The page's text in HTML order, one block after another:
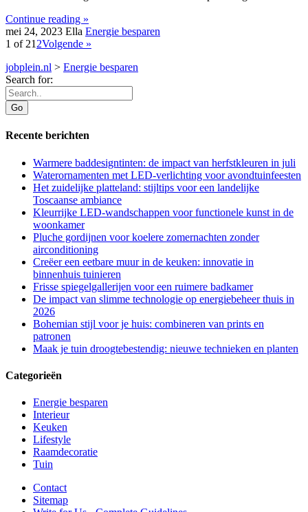
Continue reading »
mei 24, 2023 Ella Energie besparen
1 of 21 2Volgende »
jobplein.nl > Energie besparen
Search for:
Recente berichten
Warmere baddesigntinten: de impact van herfstkleuren in juli
Waterornamenten met LED-verlichting voor avondtuinfeesten
Het zuidelijke platteland: stijltips voor een landelijke
Toscaanse ambiance
Kleurrijke LED-wandschappen voor functionele kunst in de
woonkamer
Pluche gordijnen voor koelere zomernachten zonder
airconditioning
Creëer een eetbare muur in de keuken: innovatie in
binnenhuis tuinieren
Frisse spiegelgallerijen voor een ruimere badkamer
De impact van slimme technologie op energiebeheer thuis in
2026
Bohemian stijl voor je huis: combineren van prints en
patronen
Maak je tuin droogtebestendig: nieuwe technieken en planten
Categorieën
Energie besparen
Interieur
Keuken
Lifestyle
Raamdecoratie
Tuin
Contact
Sitemap